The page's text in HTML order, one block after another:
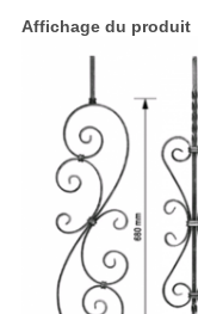
Affichage du produit